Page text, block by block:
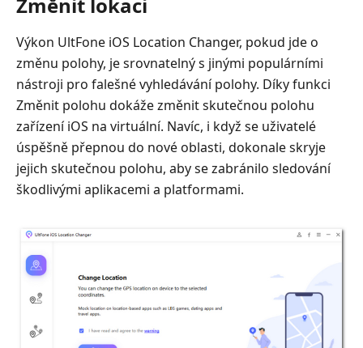
Výkon UltFone iOS Location Changer, pokud jde o
změnu polohy, je srovnatelný s jinými populárními
nástroji pro falešné vyhledávání polohy. Díky funkci
Změnit polohu dokáže změnit skutečnou polohu
zařízení iOS na virtuální. Navíc, i když se uživatelé
úspěšně přepnou do nové oblasti, dokonale skryje
jejich skutečnou polohu, aby se zabránilo sledování
škodlivými aplikacemi a platformami.